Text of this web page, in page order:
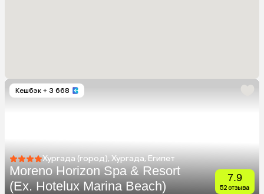
Кешбэк + 3 668
Хургада (город), Хургада, Египет
Moreno Horizon Spa & Resort
(Ex. Hotelux Marina Beach)
7.9
52 отзыва